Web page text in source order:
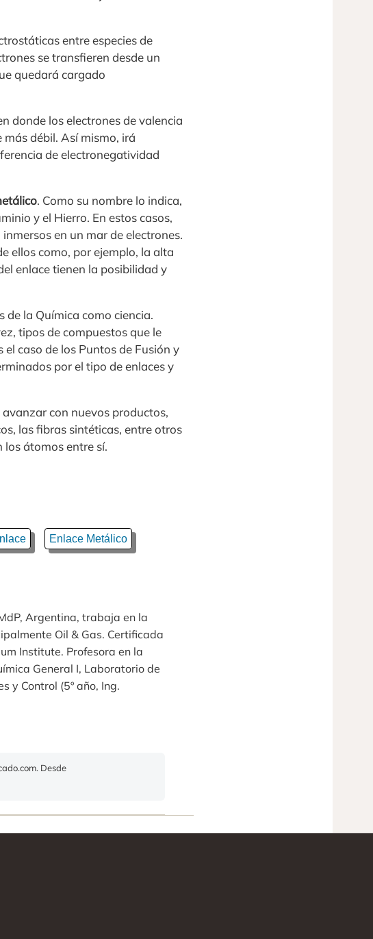
entre especies de
se transfieren desde un
quedará cargado
donde los electrones de valencia
más débil. Así mismo, irá
de electronegatividad
. Como su nombre lo indica,
y el Hierro. En estos casos,
en un mar de electrones.
ellos como, por ejemplo, la alta
enlace tienen la posibilidad y
de la Química como ciencia.
tipos de compuestos que le
caso de los Puntos de Fusión y
por el tipo de enlaces y
con nuevos productos,
las fibras sintéticas, entre otros
los átomos entre sí.
Enlace Metálico
Argentina, trabaja en la
Oil & Gas. Certificada
Institute. Profesora en la
General I, Laboratorio de
y Control (5º año, Ing.
Desde